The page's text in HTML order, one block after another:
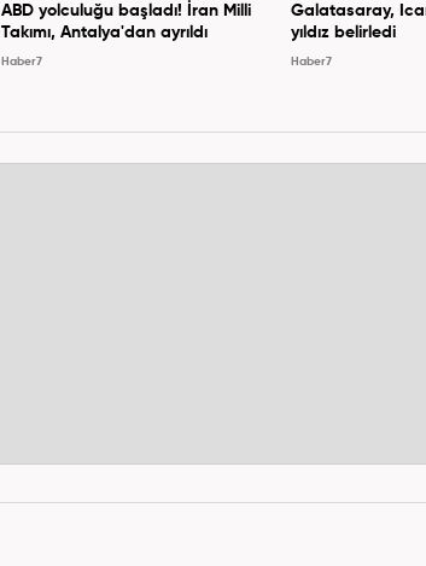
ABD yolculuğu başladı! İran Milli
Takımı, Antalya'dan ayrıldı
Haber7
Galatasaray,
yıldız belirledi
Haber7